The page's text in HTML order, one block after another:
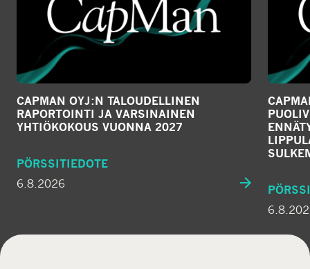
CAPMAN OYJ:N TALOUDELLINEN
RAPORTOINTI JA VARSINAINEN
YHTIÖKOKOUS VUONNA 2027
PÖRSSITIEDOTE
6.8.2026